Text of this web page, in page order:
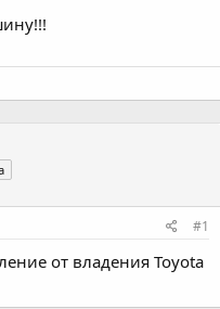
#1
от владения Toyota